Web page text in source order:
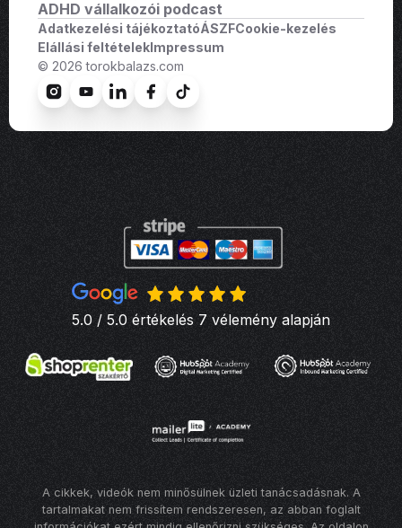
ADHD vállalkozói podcast
Adatkezelési tájékoztatóÁSZFCookie-kezelés
Elállási feltételekImpressum
© 2026 torokbalazs.com
5.0 / 5.0 értékelés 7 vélemény alapján
A cikkek, videók nem minősülnek üzleti tanácsadásnak. A
tartalmakat nem frissítem rendszeresen, az abban foglalt